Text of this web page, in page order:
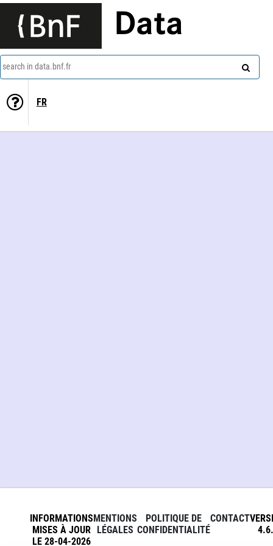
Data
search in data.bnf.fr
FR
INFORMATIONS
MISES À JOUR
LE 28-04-2026
MENTIONS
LÉGALES
POLITIQUE DE
CONFIDENTIALITÉ
CONTACT